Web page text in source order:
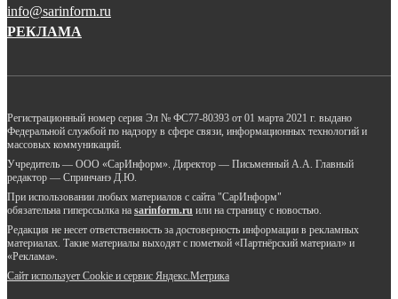
info@sarinform.ru
РЕКЛАМА
Регистрационный номер серия Эл № ФС77-80393 от 01 марта 2021 г. выдано
Федеральной службой по надзору в сфере связи, информационных технологий и
массовых коммуникаций.
Учредитель — ООО «СарИнформ». Директор — Письменный А.А. Главный
редактор — Спринчанэ Д.Ю.
При использовании любых материалов с сайта "СарИнформ"
обязательна гиперссылка на sarinform.ru или на страницу с новостью.
Редакция не несет ответственность за достоверность информации в рекламных
материалах. Такие материалы выходят с пометкой «Партнёрский материал» и
«Реклама».
Сайт использует Cookie и сервиc Яндекс.Метрика